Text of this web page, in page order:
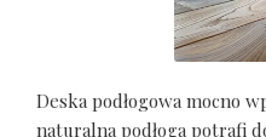
Deska podłogowa mocno
naturalna podłoga potrafi